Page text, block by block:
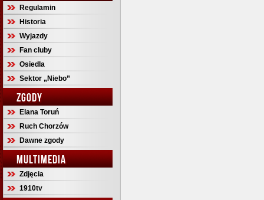
Regulamin
Historia
Wyjazdy
Fan cluby
Osiedla
Sektor „Niebo”
ZGODY
Elana Toruń
Ruch Chorzów
Dawne zgody
MULTIMEDIA
Zdjęcia
1910tv